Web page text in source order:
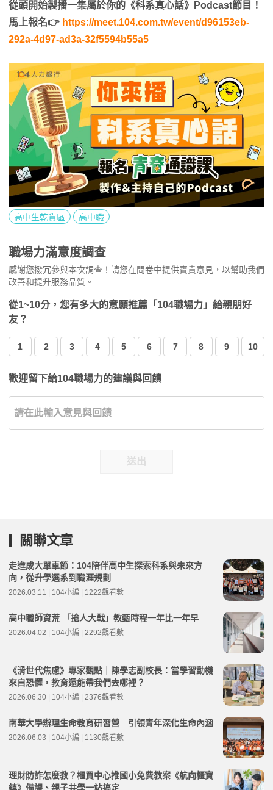
從頭開始製播一集屬於你的《科系真心話》Podcast節目！
馬上報名👉 https://meet.104.com.tw/event/d96153eb-
292a-4d97-ad3a-32f5594b55a5
高中生乾貨區 高中職
職場力滿意度調查
感謝您撥冗參與本次調查！請您在問卷中提供寶貴意見，以幫助我們
改善和提升服務品質。
從1~10分，您有多大的意願推薦「104職場力」給親朋好
友？
1 2 3 4 5 6 7 8 9 10
歡迎留下給104職場力的建議與回饋
送出
關聯文章
走進成大單車節：104陪伴高中生探索科系與未來方
向，從升學選系到職涯規劃
2026.03.11 | 104小編 | 1222觀看數
高中職師資荒 「搶人大戰」教甄時程一年比一年早
2026.04.02 | 104小編 | 2292觀看數
《滑世代焦慮》專家觀點｜陳學志副校長：當學習動機
來自恐懼，教育還能帶我們去哪裡？
2026.06.30 | 104小編 | 2376觀看數
南華大學辦理生命教育研習營 引領青年深化生命內涵
2026.06.03 | 104小編 | 1130觀看數
理財防詐怎麼教？櫃買中心推國小免費教案《航向櫃寶
鎮》備課、親子共學一站搞定